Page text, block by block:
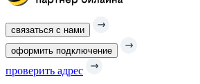
связаться с нами
оформить подключение
проверить адрес